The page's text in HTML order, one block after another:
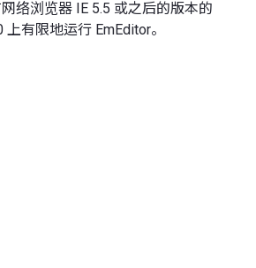
络浏览器 IE 5.5 或之后的版本的
有限地运行 EmEditor。